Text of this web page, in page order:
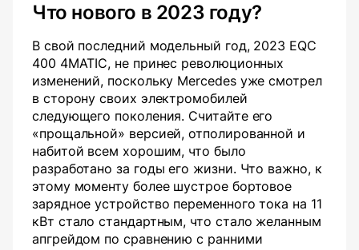
Что нового в 2023 году?
В свой последний модельный год, 2023 EQC
400 4MATIC, не принес революционных
изменений, поскольку Mercedes уже смотрел
в сторону своих электромобилей
следующего поколения. Считайте его
«прощальной» версией, отполированной и
набитой всем хорошим, что было
разработано за годы его жизни. Что важно, к
этому моменту более шустрое бортовое
зарядное устройство переменного тока на 11
кВт стало стандартным, что стало желанным
апгрейдом по сравнению с ранними